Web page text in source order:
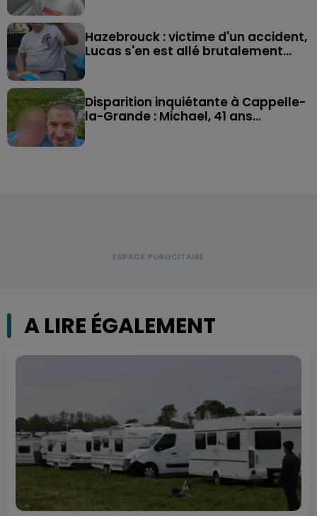
Hazebrouck : victime d'un accident,
Lucas s'en est allé brutalement...
Disparition inquiétante à Cappelle-
la-Grande : Michael, 41 ans...
A LIRE ÉGALEMENT